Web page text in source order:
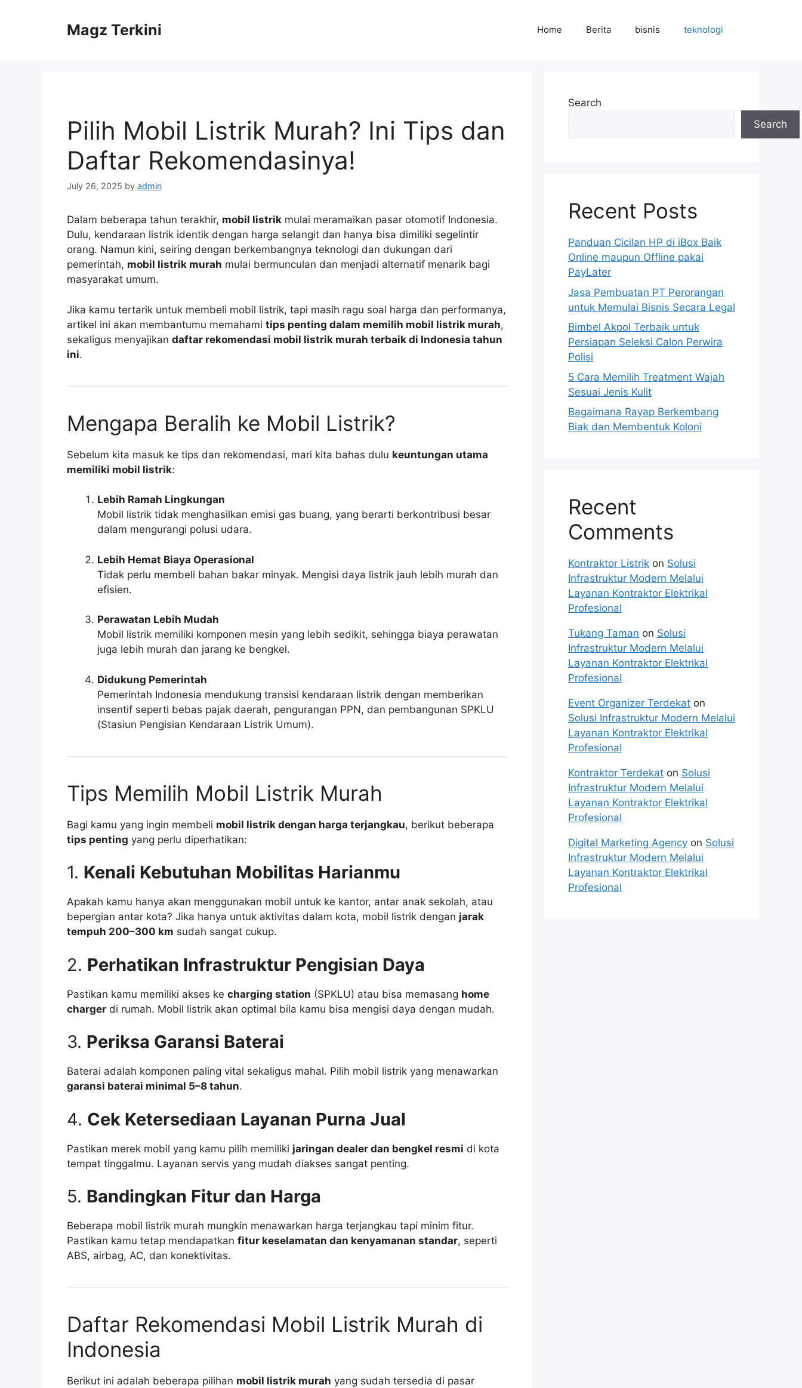
Magz Terkini Home Berita bisnis teknologi
Pilih Mobil Listrik Murah? Ini Tips dan
Daftar Rekomendasinya!
July 26, 2025 by admin
Dalam beberapa tahun terakhir, mobil listrik mulai meramaikan pasar otomotif Indonesia.
Dulu, kendaraan listrik identik dengan harga selangit dan hanya bisa dimiliki segelintir
orang. Namun kini, seiring dengan berkembangnya teknologi dan dukungan dari
pemerintah, mobil listrik murah mulai bermunculan dan menjadi alternatif menarik bagi
masyarakat umum.
Jika kamu tertarik untuk membeli mobil listrik, tapi masih ragu soal harga dan performanya,
artikel ini akan membantumu memahami tips penting dalam memilih mobil listrik murah,
sekaligus menyajikan daftar rekomendasi mobil listrik murah terbaik di Indonesia tahun
ini.
Mengapa Beralih ke Mobil Listrik?
Sebelum kita masuk ke tips dan rekomendasi, mari kita bahas dulu keuntungan utama
memiliki mobil listrik:
Lebih Ramah Lingkungan
Mobil listrik tidak menghasilkan emisi gas buang, yang berarti berkontribusi besar
dalam mengurangi polusi udara.
Lebih Hemat Biaya Operasional
Tidak perlu membeli bahan bakar minyak. Mengisi daya listrik jauh lebih murah dan
efisien.
Perawatan Lebih Mudah
Mobil listrik memiliki komponen mesin yang lebih sedikit, sehingga biaya perawatan
juga lebih murah dan jarang ke bengkel.
Didukung Pemerintah
Pemerintah Indonesia mendukung transisi kendaraan listrik dengan memberikan
insentif seperti bebas pajak daerah, pengurangan PPN, dan pembangunan SPKLU
(Stasiun Pengisian Kendaraan Listrik Umum).
Tips Memilih Mobil Listrik Murah
Bagi kamu yang ingin membeli mobil listrik dengan harga terjangkau, berikut beberapa
tips penting yang perlu diperhatikan:
1. Kenali Kebutuhan Mobilitas Harianmu
Apakah kamu hanya akan menggunakan mobil untuk ke kantor, antar anak sekolah, atau
bepergian antar kota? Jika hanya untuk aktivitas dalam kota, mobil listrik dengan jarak
tempuh 200–300 km sudah sangat cukup.
2. Perhatikan Infrastruktur Pengisian Daya
Pastikan kamu memiliki akses ke charging station (SPKLU) atau bisa memasang home
charger di rumah. Mobil listrik akan optimal bila kamu bisa mengisi daya dengan mudah.
3. Periksa Garansi Baterai
Baterai adalah komponen paling vital sekaligus mahal. Pilih mobil listrik yang menawarkan
garansi baterai minimal 5–8 tahun.
4. Cek Ketersediaan Layanan Purna Jual
Pastikan merek mobil yang kamu pilih memiliki jaringan dealer dan bengkel resmi di kota
tempat tinggalmu. Layanan servis yang mudah diakses sangat penting.
5. Bandingkan Fitur dan Harga
Beberapa mobil listrik murah mungkin menawarkan harga terjangkau tapi minim fitur.
Pastikan kamu tetap mendapatkan fitur keselamatan dan kenyamanan standar, seperti
ABS, airbag, AC, dan konektivitas.
Daftar Rekomendasi Mobil Listrik Murah di
Indonesia
Berikut ini adalah beberapa pilihan mobil listrik murah yang sudah tersedia di pasar
Search
Search
Recent Posts
Panduan Cicilan HP di iBox Baik
Online maupun Offline pakai
PayLater
Jasa Pembuatan PT Perorangan
untuk Memulai Bisnis Secara Legal
Bimbel Akpol Terbaik untuk
Persiapan Seleksi Calon Perwira
Polisi
5 Cara Memilih Treatment Wajah
Sesuai Jenis Kulit
Bagaimana Rayap Berkembang
Biak dan Membentuk Koloni
Recent
Comments
Kontraktor Listrik on Solusi
Infrastruktur Modern Melalui
Layanan Kontraktor Elektrikal
Profesional
Tukang Taman on Solusi
Infrastruktur Modern Melalui
Layanan Kontraktor Elektrikal
Profesional
Event Organizer Terdekat on
Solusi Infrastruktur Modern Melalui
Layanan Kontraktor Elektrikal
Profesional
Kontraktor Terdekat on Solusi
Infrastruktur Modern Melalui
Layanan Kontraktor Elektrikal
Profesional
Digital Marketing Agency on Solusi
Infrastruktur Modern Melalui
Layanan Kontraktor Elektrikal
Profesional